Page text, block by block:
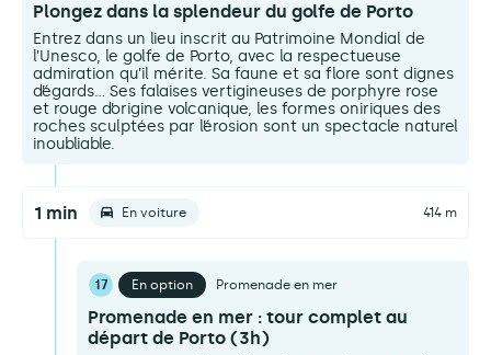
Plongez dans la splendeur du golfe de Porto
Entrez dans un lieu inscrit au Patrimoine Mondial de
l’Unesco, le golfe de Porto, avec la respectueuse
admiration qu’il mérite. Sa faune et sa flore sont dignes
d’égards… Ses falaises vertigineuses de porphyre rose
et rouge d’origine volcanique, les formes oniriques des
roches sculptées par l’érosion sont un spectacle naturel
inoubliable.
1 min En voiture 414 m
17 En option Promenade en mer
Promenade en mer : tour complet au
départ de Porto (3h)